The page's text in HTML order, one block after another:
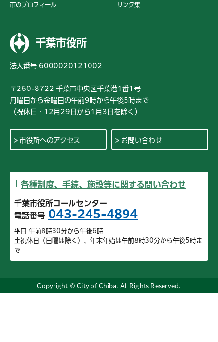
市のプロフィール リンク集
千葉市役所
法人番号 6000020121002
〒260-8722 千葉市中央区千葉港1番1号
月曜日から金曜日の午前9時から午後5時まで
（祝休日・12月29日から1月3日を除く）
市役所へのアクセス お問い合わせ
各種制度、手続、施設等に関する問い合わせ
千葉市役所コールセンター
電話番号 043-245-4894
平日 午前8時30分から午後6時
土祝休日（日曜は除く）、年末年始は午前8時30分から午後5時ま
で
Copyright © City of Chiba. All Rights Reserved.